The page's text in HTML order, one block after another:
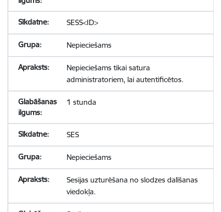
SESS<ID>
Nepieciešams
Nepieciešams tikai satura
administratoriem, lai autentificētos.
1 stunda
SES
Nepieciešams
Sesijas uzturēšana no slodzes dalīšanas
viedokļa.